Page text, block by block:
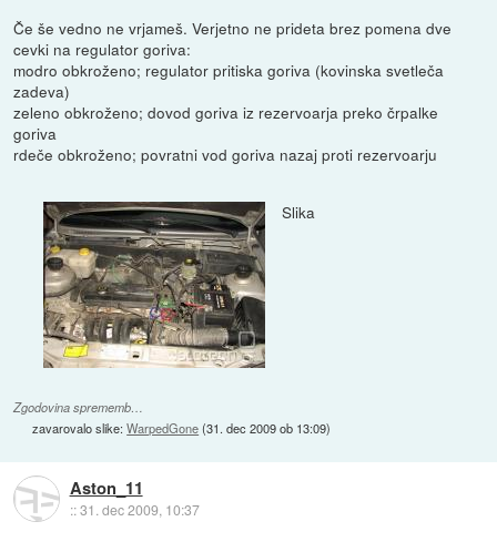
Če še vedno ne vrjameš. Verjetno ne prideta brez pomena dve
cevki na regulator goriva:
modro obkroženo; regulator pritiska goriva (kovinska svetleča
zadeva)
zeleno obkroženo; dovod goriva iz rezervoarja preko črpalke
goriva
rdeče obkroženo; povratni vod goriva nazaj proti rezervoarju
Slika
Zgodovina sprememb…
zavarovalo slike:WarpedGone(31. dec 2009 ob 13:09)
Aston_11
::31. dec 2009, 10:37